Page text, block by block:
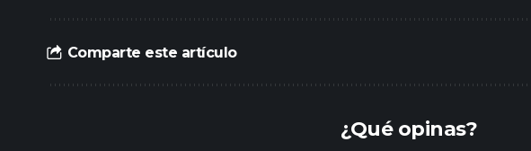
Comparte este artículo
¿Qué opinas?